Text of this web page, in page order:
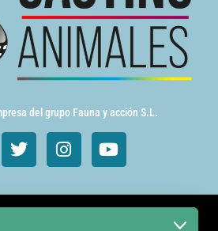
del grupo Fauna y acción S.L.
de cine y TV